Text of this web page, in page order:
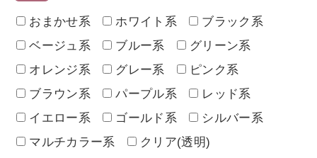
おまかせ系 ホワイト系
ブラック系
ベージュ系
ブルー系
グリーン系
オレンジ系
グレー系
ピンク系
ブラウン系
パープル系
レッド系
イエロー系
ゴールド系
シルバー系
マルチカラー系
クリア(透明)